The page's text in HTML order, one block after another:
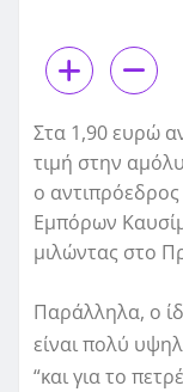
Στα 1,90 ευρώ
τιμή στην
ο
Εμπόρων
μιλώντας στο
Παράλληλα, ο
είναι πολύ
“και για το